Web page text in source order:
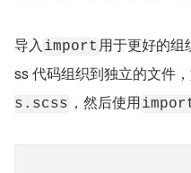
导入 import 用于更好的组
ss 代码组织到独立的文件
s.scss ，然后使用